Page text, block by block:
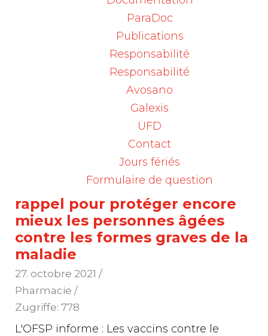
ParaDoc
Publications
Responsabilité
Responsabilité
Avosano
Galexis
UFD
Contact
Jours fériés
Formulaire de question
Préparation : Voltaren 25 mg, dragéesNo
diclofenacum natricumTitulaire de
l'autorisation : Novartis Pharma Schweiz
Covid-19 : une vaccination de
rappel pour protéger encore
mieux les personnes âgées
contre les formes graves de la
maladie
27. octobre 2021 /
Pharmacie /
Zugriffe: 778
L'OFSP informe : Les vaccins contre le